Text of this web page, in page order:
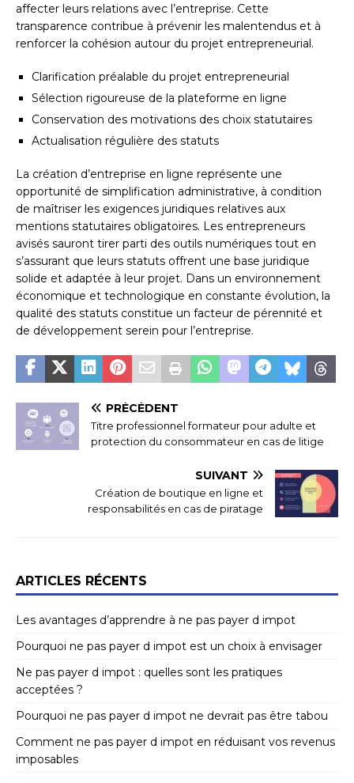
affecter leurs relations avec l’entreprise. Cette
transparence contribue à prévenir les malentendus et à
renforcer la cohésion autour du projet entrepreneurial.
Clarification préalable du projet entrepreneurial
Sélection rigoureuse de la plateforme en ligne
Conservation des motivations des choix statutaires
Actualisation régulière des statuts
La création d’entreprise en ligne représente une
opportunité de simplification administrative, à condition
de maîtriser les exigences juridiques relatives aux
mentions statutaires obligatoires. Les entrepreneurs
avisés sauront tirer parti des outils numériques tout en
s’assurant que leurs statuts offrent une base juridique
solide et adaptée à leur projet. Dans un environnement
économique et technologique en constante évolution, la
qualité des statuts constitue un facteur de pérennité et
de développement serein pour l’entreprise.
PRÉCÉDENT
Titre professionnel formateur pour adulte et
protection du consommateur en cas de litige
SUIVANT
Création de boutique en ligne et
responsabilités en cas de piratage
ARTICLES RÉCENTS
Les avantages d’apprendre à ne pas payer d impot
Pourquoi ne pas payer d impot est un choix à envisager
Ne pas payer d impot : quelles sont les pratiques
acceptées ?
Pourquoi ne pas payer d impot ne devrait pas être tabou
Comment ne pas payer d impot en réduisant vos revenus
imposables